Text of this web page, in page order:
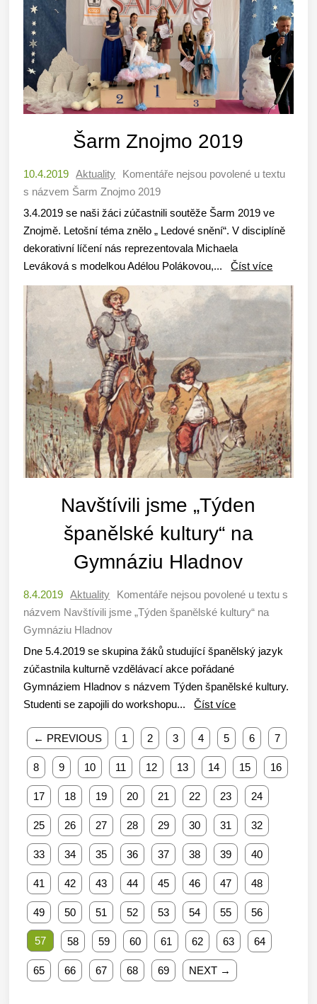
Šarm Znojmo 2019
10.4.2019 Aktuality Komentáře nejsou povolené u textu
s názvem Šarm Znojmo 2019
3.4.2019 se naši žáci zúčastnili soutěže Šarm 2019 ve
Znojmě. Letošní téma znělo „ Ledové snění“. V disciplíně
dekorativní líčení nás reprezentovala Michaela
Leváková s modelkou Adélou Polákovou,...Číst více
Navštívili jsme „Týden
španělské kultury“ na
Gymnáziu Hladnov
8.4.2019 Aktuality Komentáře nejsou povolené u textu s
názvem Navštívili jsme „Týden španělské kultury“ na
Gymnáziu Hladnov
Dne 5.4.2019 se skupina žáků studující španělský jazyk
zúčastnila kulturně vzdělávací akce pořádané
Gymnáziem Hladnov s názvem Týden španělské kultury.
Studenti se zapojili do workshopu...Číst více
← PREVIOUS 1 2 3 4 5 6 7
8 9 10 11 12 13 14 15 16
17 18 19 20 21 22 23 24
25 26 27 28 29 30 31 32
33 34 35 36 37 38 39 40
41 42 43 44 45 46 47 48
49 50 51 52 53 54 55 56
57 58 59 60 61 62 63 64
65 66 67 68 69 NEXT →